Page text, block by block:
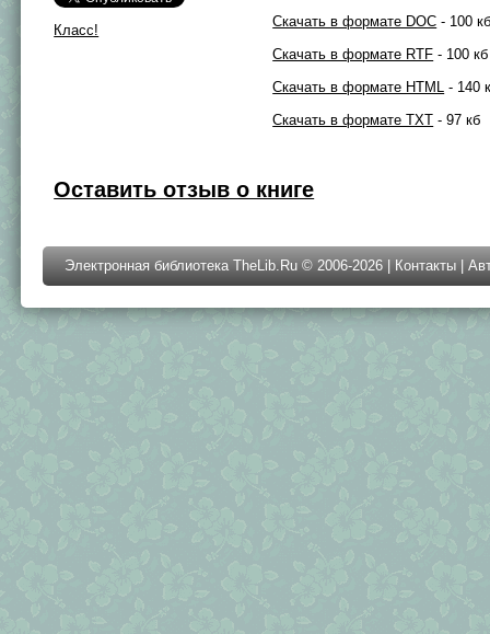
Класс!
Скачать в формате DOC - 100
Скачать в формате RTF - 100 кб
Скачать в формате HTML - 140
Скачать в формате TXT - 97 кб
Оставить отзыв о книге
Электронная библиотека TheLib.Ru © 2006-2026 | Контакты |